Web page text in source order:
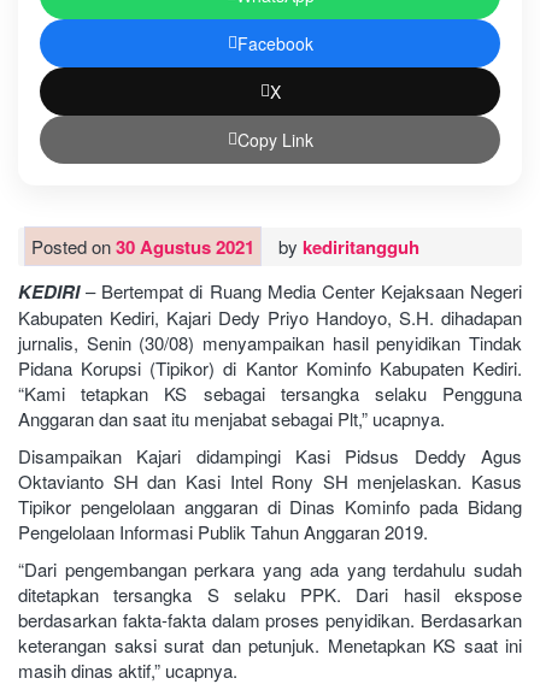
Facebook
X
Copy Link
Posted on30 Agustus 2021 by kediritangguh
KEDIRI– Bertempat di Ruang Media Center Kejaksaan Negeri
Kabupaten Kediri, Kajari Dedy Priyo Handoyo, S.H. dihadapan
jurnalis, Senin (30/08) menyampaikan hasil penyidikan Tindak
Pidana Korupsi (Tipikor) di Kantor Kominfo Kabupaten Kediri.
“Kami tetapkan KS sebagai tersangka selaku Pengguna
Anggaran dan saat itu menjabat sebagai Plt,” ucapnya.
Disampaikan Kajari didampingi Kasi Pidsus Deddy Agus
Oktavianto SH dan Kasi Intel Rony SH menjelaskan. Kasus
Tipikor pengelolaan anggaran di Dinas Kominfo pada Bidang
Pengelolaan Informasi Publik Tahun Anggaran 2019.
“Dari pengembangan perkara yang ada yang terdahulu sudah
ditetapkan tersangka S selaku PPK. Dari hasil ekspose
berdasarkan fakta-fakta dalam proses penyidikan. Berdasarkan
keterangan saksi surat dan petunjuk. Menetapkan KS saat ini
masih dinas aktif,” ucapnya.